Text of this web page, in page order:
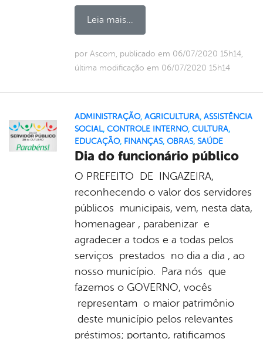
Leia mais...
por Ascom, publicado em 06/07/2020 15h14,
última modificação em 06/07/2020 15h14
ADMINISTRAÇÃO, AGRICULTURA, ASSISTÊNCIA
SOCIAL, CONTROLE INTERNO, CULTURA,
EDUCAÇÃO, FINANÇAS, OBRAS, SAÚDE
Dia do funcionário público
O PREFEITO DE INGAZEIRA,
reconhecendo o valor dos servidores
públicos municipais, vem, nesta data,
homenagear , parabenizar e
agradecer a todos e a todas pelos
serviços prestados no dia a dia , ao
nosso município. Para nós que
fazemos o GOVERNO, vocês
representam o maior patrimônio
deste município pelos relevantes
préstimos; portanto, ratificamos